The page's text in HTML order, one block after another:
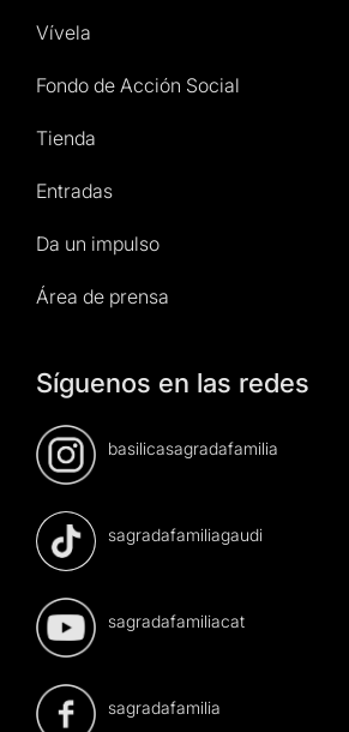
Vívela
Fondo de Acción Social
Tienda
Entradas
Da un impulso
Área de prensa
Síguenos en las redes
basilicasagradafamilia
sagradafamiliagaudi
sagradafamiliacat
sagradafamilia